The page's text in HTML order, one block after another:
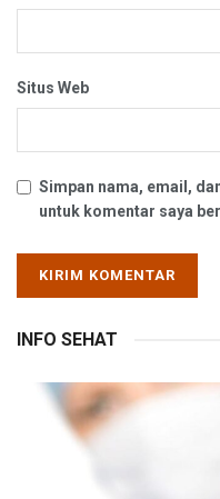
Situs Web
Simpan nama, email,
untuk komentar saya
INFO SEHAT